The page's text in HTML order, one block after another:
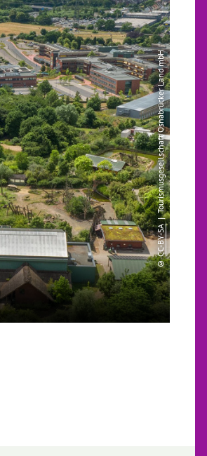
©
CC-BY-SA
| Tourismusgesellschaft Osnabrücker Land mbH